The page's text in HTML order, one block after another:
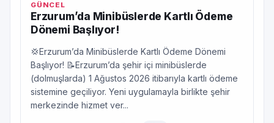
GÜNCEL
Erzurum’da Minibüslerde Kartlı Ödeme
Dönemi Başlıyor!
💢Erzurum’da Minibüslerde Kartlı Ödeme Dönemi
Başlıyor! 📝Erzurum’da şehir içi minibüslerde
(dolmuşlarda) 1 Ağustos 2026 itibarıyla kartlı ödeme
sistemine geçiliyor. Yeni uygulamayla birlikte şehir
merkezinde hizmet ver...